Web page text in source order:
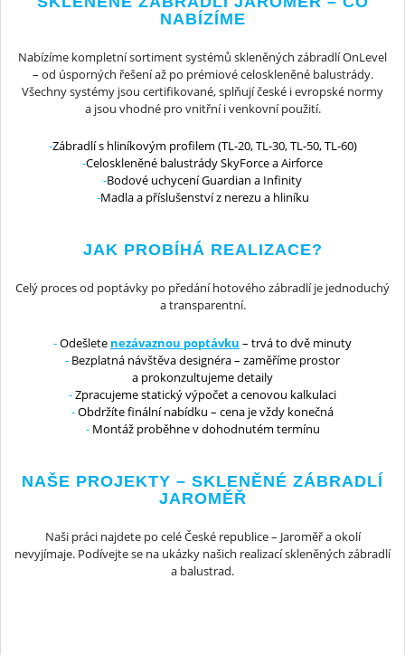
NABÍZÍME
Nabízíme kompletní sortiment systémů skleněných zábradlí OnLevel
– od úsporných řešení až po prémiové celoskleněné balustrády.
Všechny systémy jsou certifikované, splňují české i evropské normy
a jsou vhodné pro vnitřní i venkovní použití.
Zábradlí s hliníkovým profilem (TL-20, TL-30, TL-50, TL-60)
Celoskleněné balustrády SkyForce a Airforce
Bodové uchycení Guardian a Infinity
Madla a příslušenství z nerezu a hliníku
JAK PROBÍHÁ REALIZACE?
Celý proces od poptávky po předání hotového zábradlí je jednoduchý
a transparentní.
Odešlete nezávaznou poptávku – trvá to dvě minuty
Bezplatná návštěva designéra – zaměříme prostor
a prokonzultujeme detaily
Zpracujeme statický výpočet a cenovou kalkulaci
Obdržíte finální nabídku – cena je vždy konečná
Montáž proběhne v dohodnutém termínu
NAŠE PROJEKTY – SKLENĚNÉ ZÁBRADLÍ
JAROMĚŘ
Naši práci najdete po celé České republice – Jaroměř a okolí
nevyjímaje. Podívejte se na ukázky našich realizací skleněných zábradlí
a balustrad.